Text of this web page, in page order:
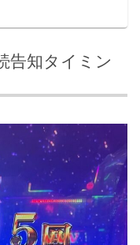
告知タイミン